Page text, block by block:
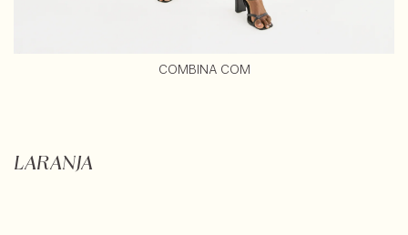
COMBINA COM
LARANJA